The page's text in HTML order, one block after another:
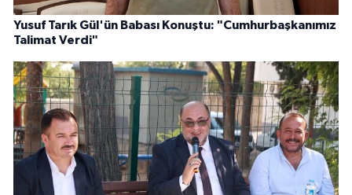
Yusuf Tarık Gül'ün Babası Konuştu: "Cumhurbaşkanımız
Talimat Verdi"